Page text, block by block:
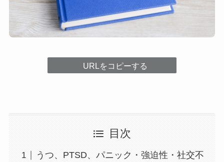
URLをコピーする
目次
うつ、PTSD、パニック・強迫性・社交不